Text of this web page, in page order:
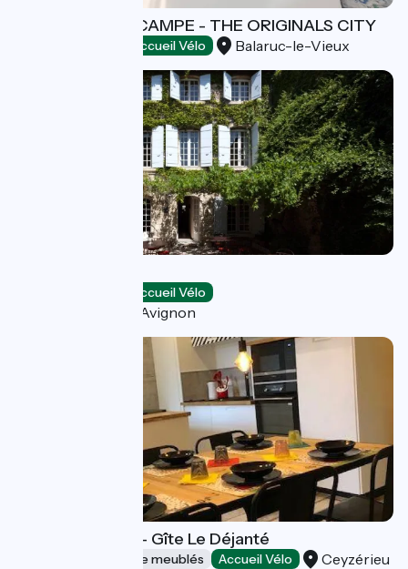
HOTEL L'HIPPOCAMPE - THE ORIGINALS CITY
Accueil Vélo Balaruc-le-Vieux
Accueil Vélo
Villeneuve-lès-Avignon
La Tranquilitude - Gîte Le Déjanté
Gîtes et locations de meublés Accueil Vélo Ceyzérieu